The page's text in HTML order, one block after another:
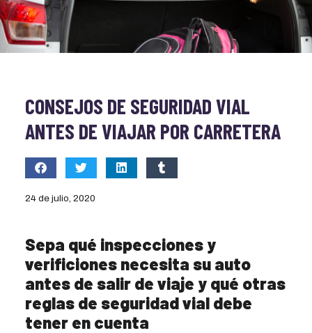
CONSEJOS DE SEGURIDAD VIAL
ANTES DE VIAJAR POR CARRETERA
24 de julio, 2020
Sepa qué inspecciones y
verificiones necesita su auto
antes de salir de viaje y qué otras
reglas de seguridad vial debe
tener en cuenta